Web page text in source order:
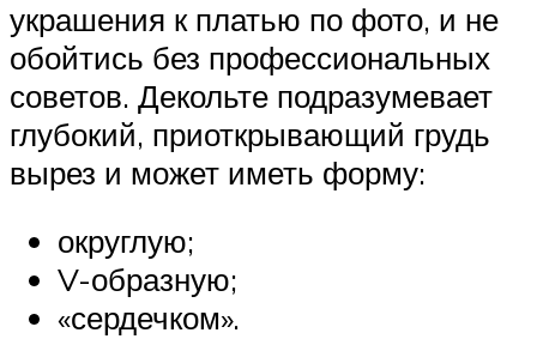
украшения к платью по фото, и не
обойтись без профессиональных
советов. Декольте подразумевает
глубокий, приоткрывающий грудь
вырез и может иметь форму:
округлую;
V-образную;
«сердечком».